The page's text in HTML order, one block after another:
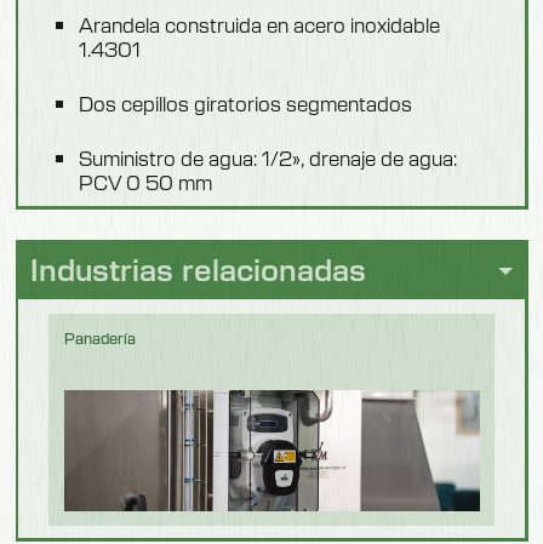
Peso
86 kg
Modelo 550701F
Descripción
Longitud
180 mm
Anchura
1040 mm
Altura
Peso
Arandela construida en acero inoxidable
1.4301
Dos cepillos giratorios segmentados
Suministro de agua: 1/2», drenaje de agua:
PCV 0 50 mm
Fuente de alimentación: 400 V, 50 Hz
Dosificación automática de productos
Funcionamiento: interruptor colocado en el
soporte (M) o en el sensor (F).
Industrias relacionadas
Panadería